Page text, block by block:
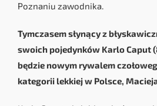
Poznaniu zawodnika.
Tymczasem słynący z
swoich pojedynków Karlo Caput
będzie nowym rywalem
kategorii lekkiej w Polsce,